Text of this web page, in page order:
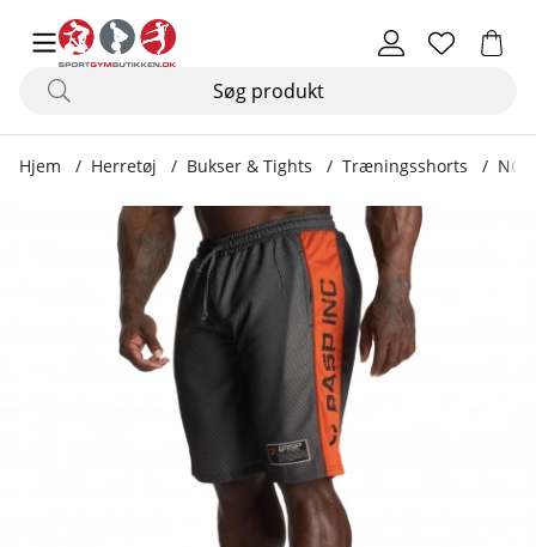
Hjem Herretøj Bukser & Tights Træningsshorts
Produktbilleder NO1 Mesh Shorts, sort/flamme